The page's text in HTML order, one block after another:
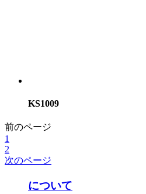
KS1009
前のページ
1
2
次のページ
について